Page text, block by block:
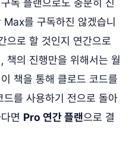
독 플랜으로도 충분히 진
를 구독하진 않겠습니
으로 할 것인지 연간으로
책의 진행만을 위해서는 월
책을 통해 클로드 코드를
를 사용하기 전으로 돌아
면 Pro 연간 플랜으로 결